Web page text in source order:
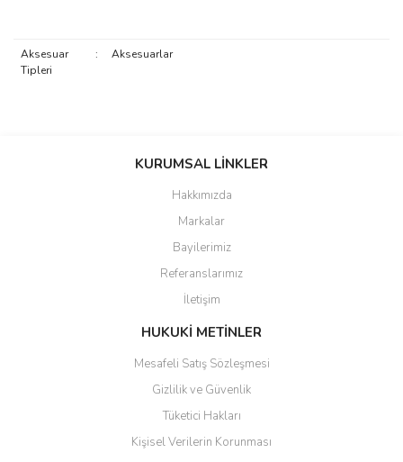
Aksesuar
Tipleri
: Aksesuarlar
tarafımıza iletebilirsiniz.
Ürün resmi kalitesiz, bozuk veya görüntülenemiyor.
Ürün açıklamasında eksik bilgiler bulunuyor.
Ürün bilgilerinde hatalar bulunuyor.
Ürün fiyatı diğer sitelerden daha pahalı.
Bu ürüne benzer farklı alternatifler olmalı.
Gönder
KURUMSAL LİNKLER
Hakkımızda
Markalar
Bayilerimiz
Referanslarımız
İletişim
HUKUKİ METİNLER
Mesafeli Satış Sözleşmesi
Gizlilik ve Güvenlik
Tüketici Hakları
Kişisel Verilerin Korunması